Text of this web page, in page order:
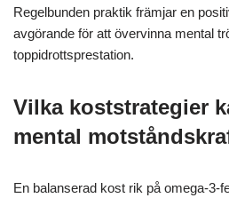
Regelbunden praktik främjar en
avgörande för att övervinna mental
toppidrottsprestation.
Vilka koststrategier
mental
En balanserad kost rik på omega-3-